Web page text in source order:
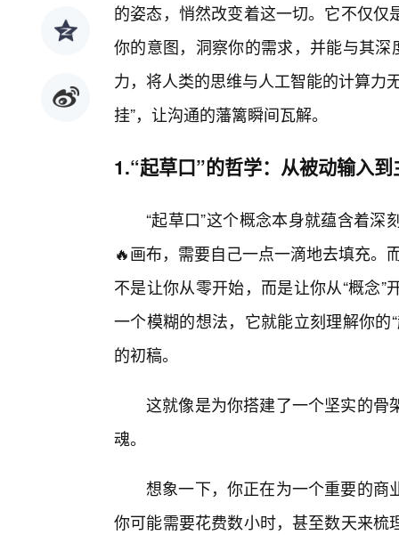
的姿态，悄然改变着这一切。它不仅
你的意图，洞察你的需求，并能与其
力，将人类的思维与人工智能的计算力
挂”，让沟通的藩篱瞬间瓦解。
1.“起草口”的哲学：从被动输入
“起草口”这个概念本身就蕴含着
🔥画布，需要自己一点一滴地去填充。
不是让你从零开始，而是让你从“概念
一个模糊的想法，它就能立刻理解你
的初稿。
这就像是为你搭建了一个坚实的骨
魂。
想象一下，你正在为一个重要的商
你可能需要花费数小时，甚至数天来